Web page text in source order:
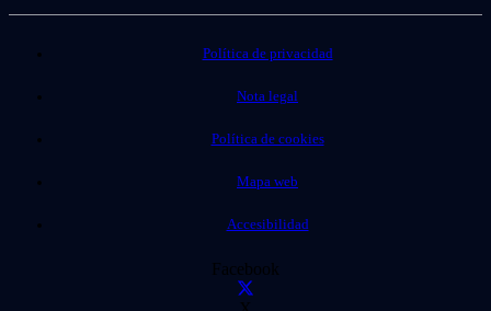
Política de privacidad
Nota legal
Política de cookies
Mapa web
Accesibilidad
Facebook